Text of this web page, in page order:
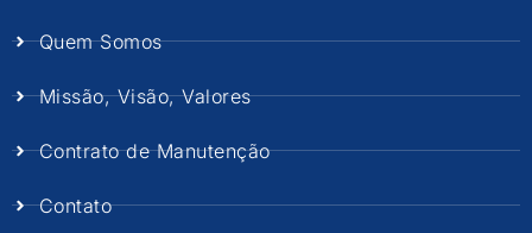
Quem Somos
Missão, Visão, Valores
Contrato de Manutenção
Contato